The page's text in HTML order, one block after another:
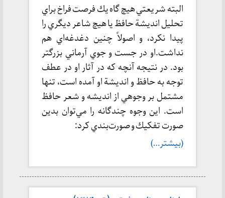
البته شريعتي هيچ گاه يك فرصت فراخ براي
تحليل انديشة حافظ يا هيچ شاعر ديگري را
پيدا نكرد، و اصولاً چنين دغدغه‌اي هم
نداشت.او در جست و جوي آرماني بزرگتر
بود. در نتيجه آنچه كه در آثار او در عطف
توجه به حافظ و انديشة او آمده است، تنها
مشتمل بر وجوهي از انديشه و شعر حافظ
است. اين وجوه چندگانه را مي‌توان بدين
صورت تفكيك و صورت‌بندي كرد:
(بیشتر…)